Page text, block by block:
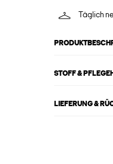
Täglich
STOFF &
LIEFERUNG &